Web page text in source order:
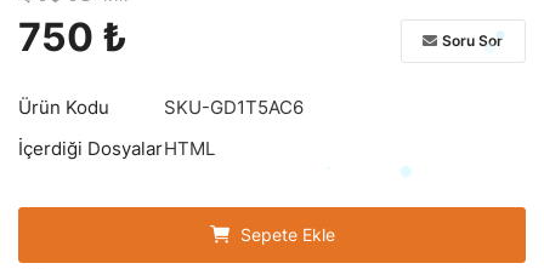
750 ₺ Soru Sor
Ürün Kodu
SKU-GD1T5AC6
İçerdiği DosyalarHTML
Sepete Ekle